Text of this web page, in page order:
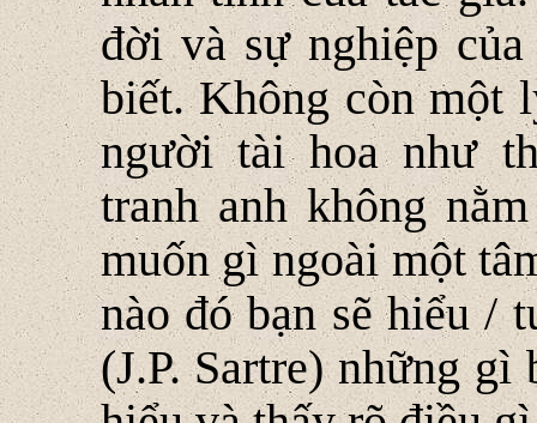
đời và sự nghiệp
biết. Không còn một
người tài hoa như
tranh anh không
muốn gì ngoài một
nào đó bạn sẽ hiểu /
(J.P. Sartre) những